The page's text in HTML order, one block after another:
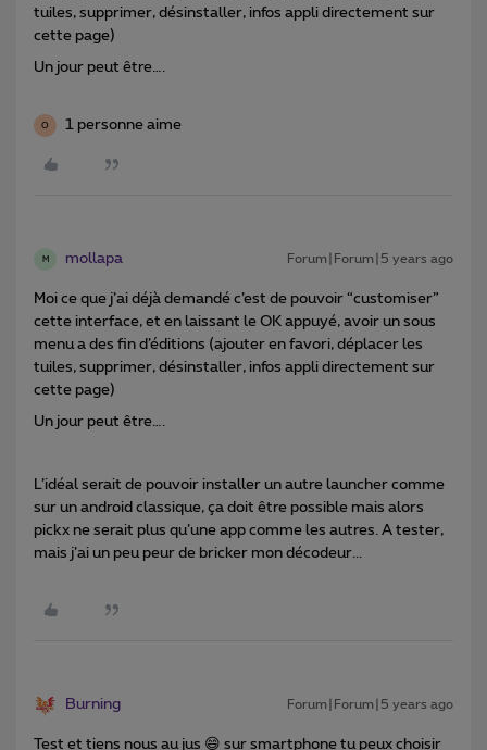
tuiles, supprimer, désinstaller, infos appli directement sur
cette page)
Un jour peut être….
O 1 personne aime
M mollapa Forum|Forum|5 years ago
Moi ce que j’ai déjà demandé c’est de pouvoir “customiser”
cette interface, et en laissant le OK appuyé, avoir un sous
menu a des fin d’éditions (ajouter en favori, déplacer les
tuiles, supprimer, désinstaller, infos appli directement sur
cette page)
Un jour peut être….
L’idéal serait de pouvoir installer un autre launcher comme
sur un android classique, ça doit être possible mais alors
pickx ne serait plus qu’une app comme les autres. A tester,
mais j’ai un peu peur de bricker mon décodeur...
Burning Forum|Forum|5 years ago
Test et tiens nous au jus 😄 sur smartphone tu peux choisir